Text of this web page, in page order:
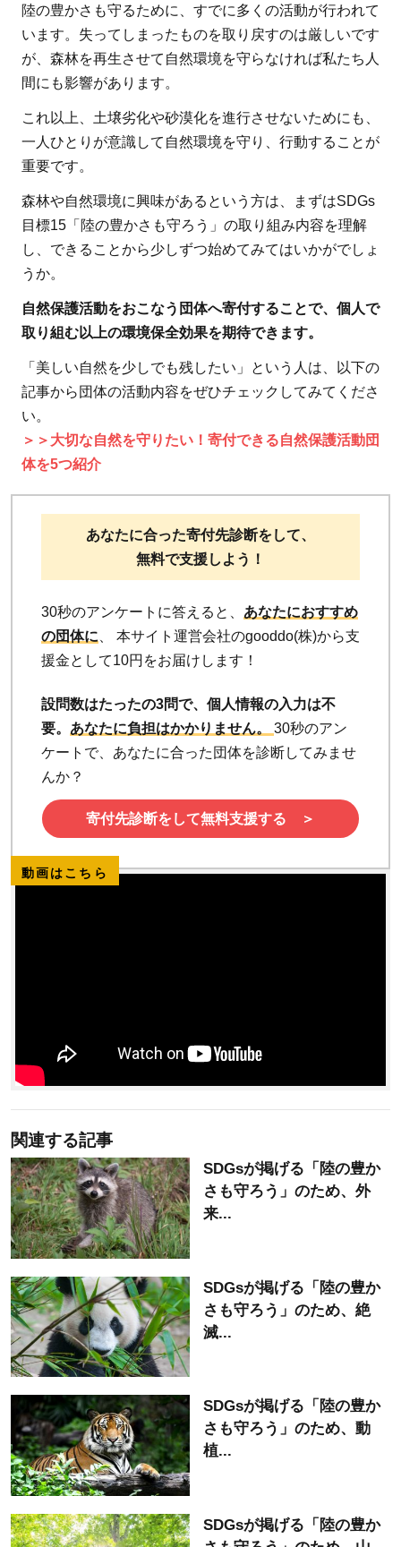
陸の豊かさも守るために、すでに多くの活動が行われて
います。失ってしまったものを取り戻すのは厳しいです
が、森林を再生させて自然環境を守らなければ私たち人
間にも影響があります。
これ以上、土壌劣化や砂漠化を進行させないためにも、
一人ひとりが意識して自然環境を守り、行動することが
重要です。
森林や自然環境に興味があるという方は、まずはSDGs
目標15「陸の豊かさも守ろう」の取り組み内容を理解
し、できることから少しずつ始めてみてはいかがでしょ
うか。
自然保護活動をおこなう団体へ寄付することで、個人で
取り組む以上の環境保全効果を期待できます。
「美しい自然を少しでも残したい」という人は、以下の
記事から団体の活動内容をぜひチェックしてみてくださ
い。
＞＞大切な自然を守りたい！寄付できる自然保護活動団
体を5つ紹介
あなたに合った寄付先診断をして、
無料で支援しよう！
30秒のアンケートに答えると、 あなたにおすすめ
の団体に 、 本サイト運営会社のgooddo(株)から支
援金として10円をお届けします！
設問数はたったの3問で、個人情報の入力は不
要。 あなたに負担はかかりません。 30秒のアン
ケートで、あなたに合った団体を診断してみませ
んか？
寄付先診断をして無料支援する ＞
動画はこちら
関連する記事
SDGsが掲げる「陸の豊か
さも守ろう」のため、外
来...
SDGsが掲げる「陸の豊か
さも守ろう」のため、絶
滅...
SDGsが掲げる「陸の豊か
さも守ろう」のため、動
植...
SDGsが掲げる「陸の豊か